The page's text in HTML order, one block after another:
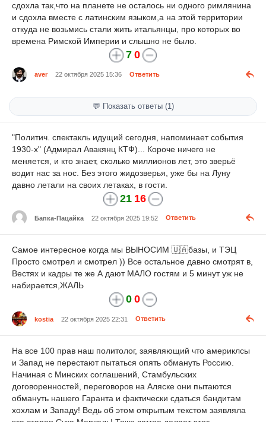
сдохла так,что на планете не осталось ни одного римлянина
и сдохла вместе с латинским языком,а на этой территории
откуда не возьмись стали жить итальянцы, про которых во
времена Римской Империи и слышно не было.
7 0
aver 22 октября 2025 15:36 Ответить
💬 Показать ответы (1)
"Политич. спектакль идущий сегодня, напоминает события
1930-х" (Адмирал Авакянц КТФ)... Короче ничего не
меняется, и кто знает, сколько миллионов лет, это зверьё
водит нас за нос. Без этого жидозверья, уже бы на Луну
давно летали на своих летаках, в гости.
21 16
Бапка-Пацайка 22 октября 2025 19:52 Ответить
Самое интересное когда мы ВЫНОСИМ 🇺🇦базы, и ТЭЦ
Просто смотрел и смотрел )) Все остальное давно смотрят в,
Вестях и кадры те же А дают МАЛО гостям и 5 минут уж не
набирается,ЖАЛЬ
0 0
kostia 22 октября 2025 22:31 Ответить
На все 100 прав наш политолог, заявляющий что америклсы
и Запад не перестают пытаться опять обмануть Россию.
Начиная с Минских соглашений, Стамбульских
договоренностей, переговоров на Аляске они пытаются
обмануть нашего Гаранта и фактически сдаться бандитам
хохлам и Западу! Ведь об этом открытым текстом заявляла